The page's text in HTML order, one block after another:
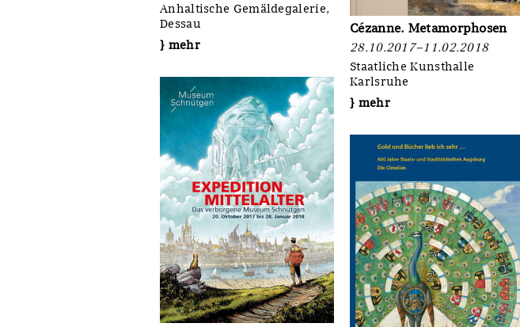
Anhaltische Gemäldegalerie,
Dessau
} mehr
Cézanne. Metamorphosen
28.10.2017–11.02.2018
Staatliche Kunsthalle
Karlsruhe
} mehr